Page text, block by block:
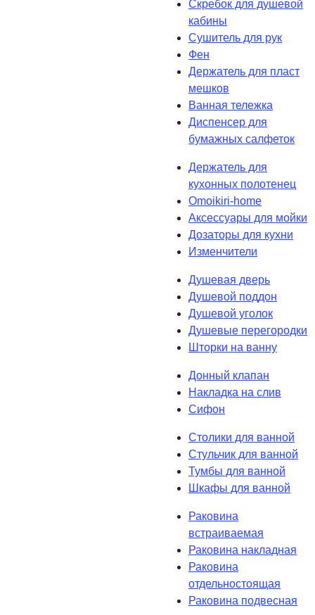
Скребок для душевой
кабины
Сушитель для рук
Фен
Держатель для пласт
мешков
Ванная тележка
Диспенсер для
бумажных салфеток
Держатель для
кухонных полотенец
Omoikiri-home
Аксессуары для мойки
Дозаторы для кухни
Изменчители
Душевая дверь
Душевой поддон
Душевой уголок
Душевые перегородки
Шторки на ванну
Донный клапан
Накладка на слив
Сифон
Столики для ванной
Стульчик для ванной
Тумбы для ванной
Шкафы для ванной
Раковина
встраиваемая
Раковина накладная
Раковина
отдельностоящая
Раковина подвесная